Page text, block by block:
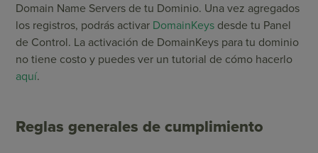
Domain Name Servers de tu Dominio. Una vez agregados
los registros, podrás activar DomainKeys desde tu Panel
de Control. La activación de DomainKeys para tu dominio
no tiene costo y puedes ver un tutorial de cómo hacerlo
aquí.
Reglas generales de cumplimiento